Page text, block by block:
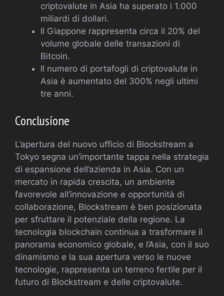
criptovalute in Asia ha superato i 1.000
miliardi di dollari.
Il Giappone rappresenta circa il 20% del
volume globale delle transazioni di
Bitcoin.
Il numero di portafogli di criptovalute in
Asia è aumentato del 300% negli ultimi
tre anni.
Conclusione
L’apertura del nuovo ufficio di Blockstream a
Tokyo segna un’importante tappa nella strategia
di espansione dell’azienda in Asia. Con un
mercato in rapida crescita, un ambiente
favorevole all’innovazione e opportunità di
collaborazione, Blockstream è ben posizionata
per sfruttare il potenziale della regione. La
tecnologia blockchain continua a trasformare il
panorama economico globale, e l’Asia, con il suo
dinamismo e la sua apertura verso le nuove
tecnologie, rappresenta un terreno fertile per il
futuro di Blockstream e delle criptovalute.